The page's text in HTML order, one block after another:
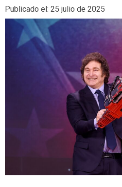
Publicado el: 25 julio de 2025